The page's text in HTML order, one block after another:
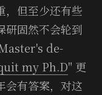
，但至少还有些
研固然不会轮到
Mas­ter's de­
my Ph.D" 更
会有答案，对这